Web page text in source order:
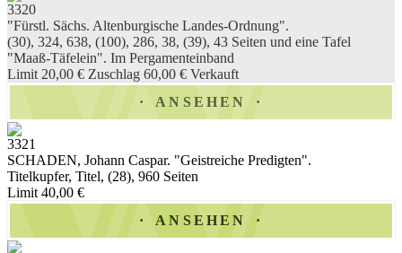
3320
"Fürstl. Sächs. Altenburgische Landes-Ordnung".
(30), 324, 638, (100), 286, 38, (39), 43 Seiten und eine Tafel
"Maaß-Täfelein". Im Pergamenteinband
Limit 20,00 € Zuschlag 60,00 € Verkauft
ANSEHEN
3321
SCHADEN, Johann Caspar. "Geistreiche Predigten".
Titelkupfer, Titel, (28), 960 Seiten
Limit 40,00 €
ANSEHEN